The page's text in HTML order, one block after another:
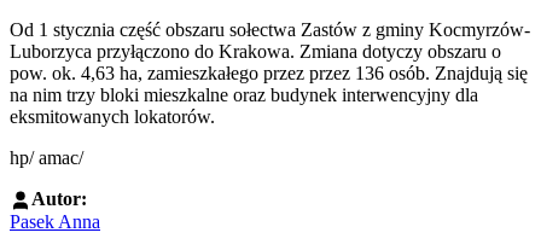
Od 1 stycznia część obszaru sołectwa Zastów z gminy Kocmyrzów-
Luborzyca przyłączono do Krakowa. Zmiana dotyczy obszaru o
pow. ok. 4,63 ha, zamieszkałego przez przez 136 osób. Znajdują się
na nim trzy bloki mieszkalne oraz budynek interwencyjny dla
eksmitowanych lokatorów.
hp/ amac/
Autor:
Pasek Anna